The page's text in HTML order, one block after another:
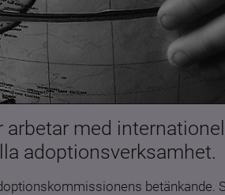
med
adoptionsverksamhet.
betänkande.